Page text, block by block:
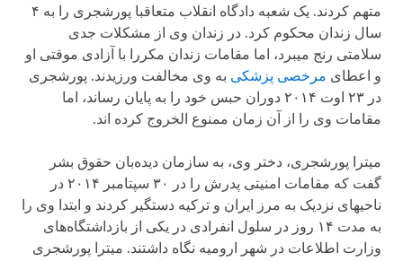
متهم کردند. یک شعبه دادگاه انقلاب متعاقبا پورشجری را به ۴
سال زندان محکوم کرد. در زندان وی از مشکلات جدی
سلامتی رنج می‏برد، اما مقامات زندان مکررا با آزادی موقتی او
و اعطای مرخصی پزشکی به وی مخالفت ورزیدند. پورشجری
در ۲۳ اوت ۲۰۱۴ دوران حبس خود را به پایان رساند، اما
مقامات وی را از آن زمان ممنوع الخروج کرده اند.
میترا پورشجری، دختر وی، به سازمان دیده‌بان حقوق بشر
گفت که مقامات امنیتی پدرش را در ۳۰ سپتامبر ۲۰۱۴ در
ناحیه‏ای نزدیک به مرز ایران و ترکیه دستگیر کردند و ابتدا وی را
به مدت ۱۴ روز در سلول انفرادی در یکی از بازداشتگاه‌های
وزارت اطلاعات در شهر ارومیه نگاه داشتند. میترا پورشجری